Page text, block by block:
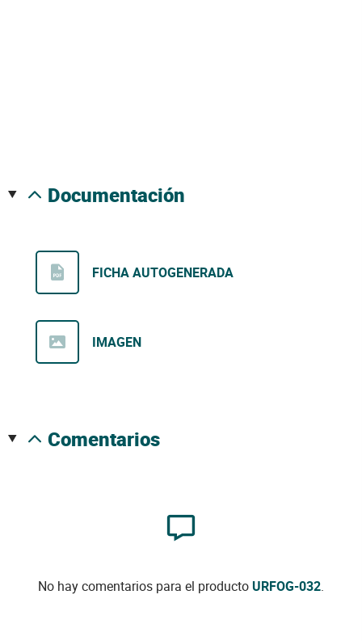
documentación
FICHA AUTOGENERADA
IMAGEN
comentarios
No hay comentarios para el productoURFOG-032.